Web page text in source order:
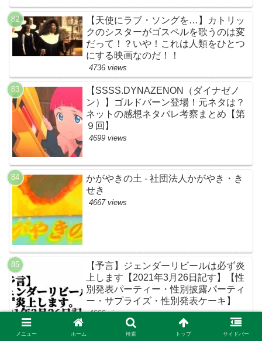
【天使にラブ・ソングを…】カトリッ
クのシスターがゴスペルを歌うのは変
だって！？いや！これは人類をひとつ
にする映画なのだ！！
4736 views
【SSSS.DYNAZENON（ダイナゼノ
ン）】ゴルドバーン登場！元ネタは？
ネットの感想ネタバレ考察まとめ【第
９回】
4699 views
かがやきの土 - 社団法人かがやき・き
せき
4667 views
【予言】ジェンダーリビールは必ず炎
上します【2021年3月26日記す】【性
別発表パーティー・性別披露パーティ
ー・サプライズ・性別発表ケーキ】
4666 views
メニュー ホーム 検索 トップ サイドバー